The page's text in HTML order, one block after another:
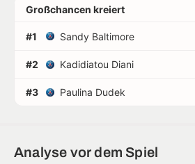
Großchancen kreiert
#1 Sandy Baltimore
#2 Kadidiatou Diani
#3 Paulina Dudek
Analyse vor dem Spiel